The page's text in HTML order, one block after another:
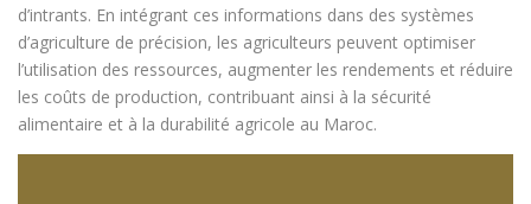
d’intrants. En intégrant ces informations dans des systèmes
d’agriculture de précision, les agriculteurs peuvent optimiser
l’utilisation des ressources, augmenter les rendements et réduire
les coûts de production, contribuant ainsi à la sécurité
alimentaire et à la durabilité agricole au Maroc.